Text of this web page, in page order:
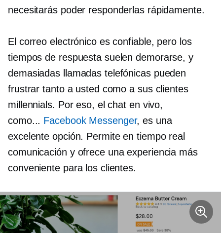
necesitarás poder responderlas rápidamente.
El correo electrónico es confiable, pero los
tiempos de respuesta suelen demorarse, y
demasiadas llamadas telefónicas pueden
frustrar tanto a usted como a sus clientes
millennials. Por eso, el chat en vivo,
como... Facebook Messenger, es una
excelente opción. Permiteen tiempo real
comunicación y ofrece una experiencia más
conveniente para los clientes.